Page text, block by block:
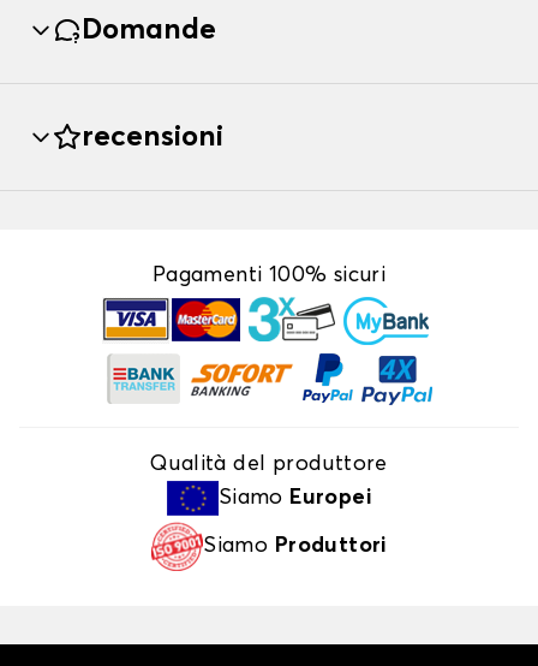
Domande
recensioni
Pagamenti 100% sicuri
Qualità del produttore
Siamo Europei
Siamo Produttori